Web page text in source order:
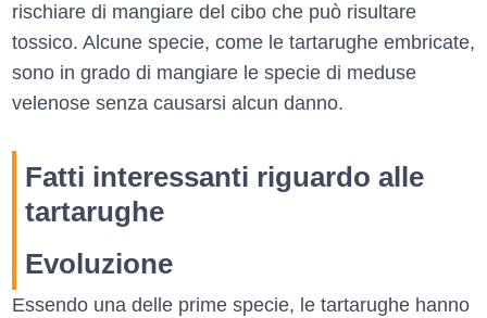
rischiare di mangiare del cibo che può risultare
tossico. Alcune specie, come le tartarughe embricate,
sono in grado di mangiare le specie di meduse
velenose senza causarsi alcun danno.
Fatti interessanti riguardo alle
tartarughe
Evoluzione
Essendo una delle prime specie, le tartarughe hanno